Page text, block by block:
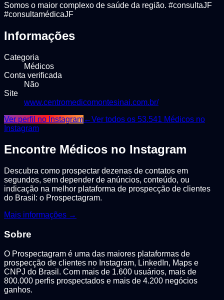
Somos o maior complexo de saúde da região. #consultaJF
#consultamédicaJF
Informações
Categoria
Médicos
Conta verificada
Não
Site
www.centromedicomontesinai.com.br/
Ver perfil no Instagram←Ver todos os 53.541 Médicos no
Instagram
Encontre Médicos no Instagram
Descubra como prospectar dezenas de contatos em
segundos, sem depender de anúncios, conteúdo, ou
indicação na melhor plataforma de prospecção de clientes
do Brasil: o Prospectagram.
Mais informações →
Sobre
O Prospectagram é uma das maiores plataformas de
prospecção de clientes no Instagram, LinkedIn, Maps e
CNPJ do Brasil. Com mais de 1.600 usuários, mais de
800.000 perfis prospectados e mais de 4.200 negócios
ganhos.